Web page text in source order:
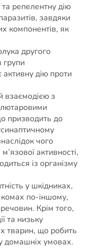
репелентну дію
завдяки
компонентів, як
другого
групи
дію проти
взаємодією з
призводить до
чого
активності,
із організму
у шкідниках,
комах по-іншому,
Крім того,
та низьку
тварин, що робить
домашніх умовах.